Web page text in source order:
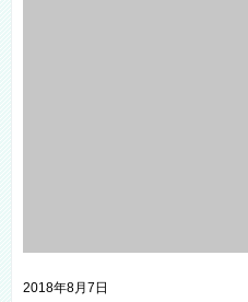
2018年8月7日